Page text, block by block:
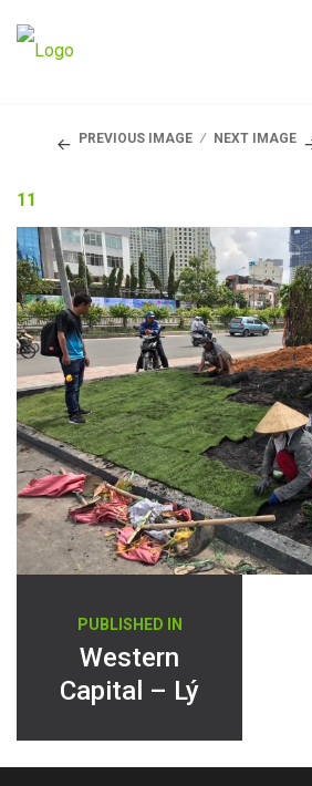
PREVIOUS IMAGE NEXT IMAGE
11
hướng
bài
viết
PUBLISHED IN
Western
Capital – Lý